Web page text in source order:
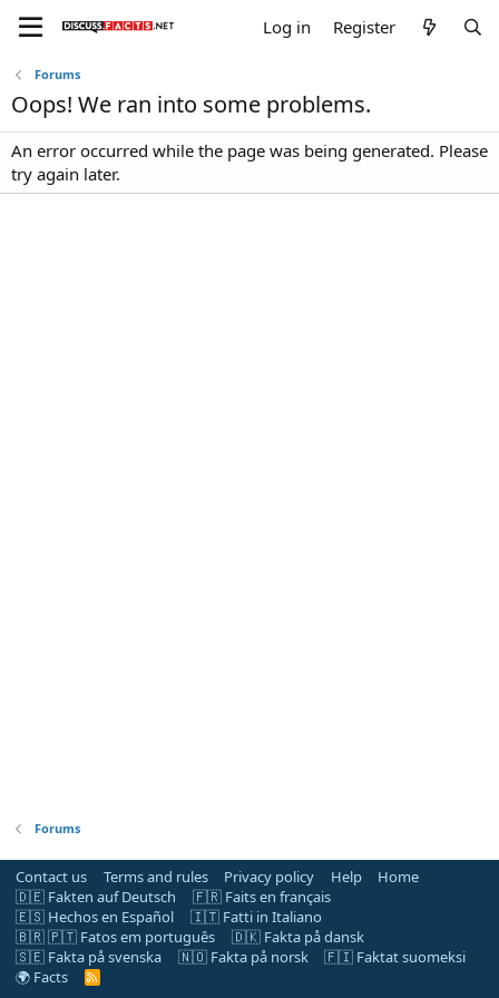
Log in Register
Forums
Oops! We ran into some problems.
An error occurred while the page was being generated. Please
try again later.
Forums
Contact us Terms and rules Privacy policy Help
Home
🇩🇪 Fakten auf Deutsch
🇫🇷 Faits en français
🇪🇸 Hechos en Español
🇮🇹 Fatti in Italiano
🇧🇷 🇵🇹 Fatos em português
🇩🇰 Fakta på dansk
🇸🇪 Fakta på svenska
🇳🇴 Fakta på norsk
🇫🇮 Faktat suomeksi
🌍 Facts
R